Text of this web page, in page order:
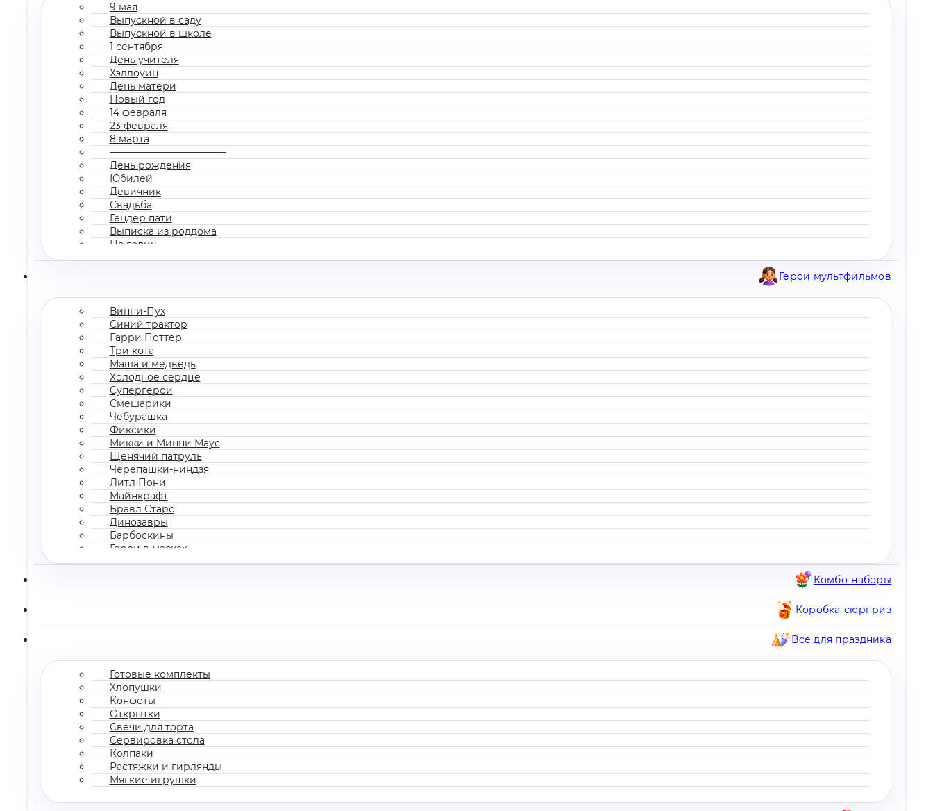
9 мая
Выпускной в саду
Выпускной в школе
1 сентября
День учителя
Хэллоуин
День матери
Новый год
14 февраля
23 февраля
8 марта
————————————
День рождения
Юбилей
Девичник
Свадьба
Гендер пати
Выписка из роддома
На годик
Корпоратив
Герои мультфильмов
Винни-Пух
Синий трактор
Гарри Поттер
Три кота
Маша и медведь
Холодное сердце
Супергерои
Смешарики
Чебурашка
Фиксики
Микки и Минни Маус
Щенячий патруль
Черепашки-ниндзя
Литл Пони
Майнкрафт
Бравл Старс
Динозавры
Барбоскины
Герои в масках
Все мультгерои
Комбо-наборы
Коробка-сюрприз
Все для праздника
Готовые комплекты
Хлопушки
Конфеты
Открытки
Свечи для торта
Сервировка стола
Колпаки
Растяжки и гирлянды
Мягкие игрушки